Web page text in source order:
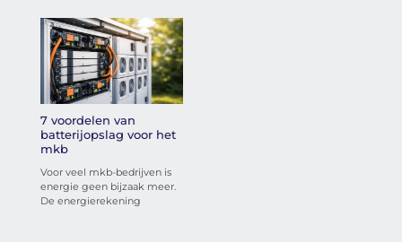
7 voordelen van
batterijopslag voor het
mkb
Voor veel mkb-bedrijven is
energie geen bijzaak meer.
De energierekening